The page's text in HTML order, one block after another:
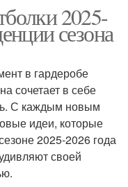
2025-
сезона
в гардеробе
сочетает в себе
С каждым новым
идеи, которые
2025-2026 года
своей